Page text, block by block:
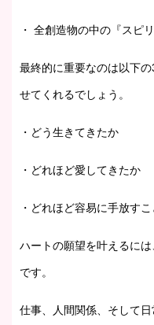
・ 全創造物の中の『スピ
最終的に重要なのは以下
せてくれるでしょう。
・どう生きてきたか
・どれほど愛してきたか
・どれほど容易に手放す
ハートの願望を叶えるに
です。
仕事、人間関係、そして